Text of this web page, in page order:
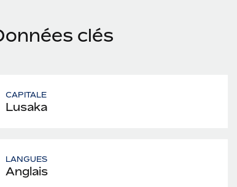
clés
CAPITALE
Lusaka
LANGUES
Anglais